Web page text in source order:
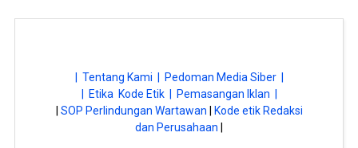
| Tentang Kami |
Pedoman Media Siber |
| Etika Kode Etik |
Pemasangan Iklan |
SOP Perlindungan Wartawan
Kode etik Redaksi
dan Perusahaan